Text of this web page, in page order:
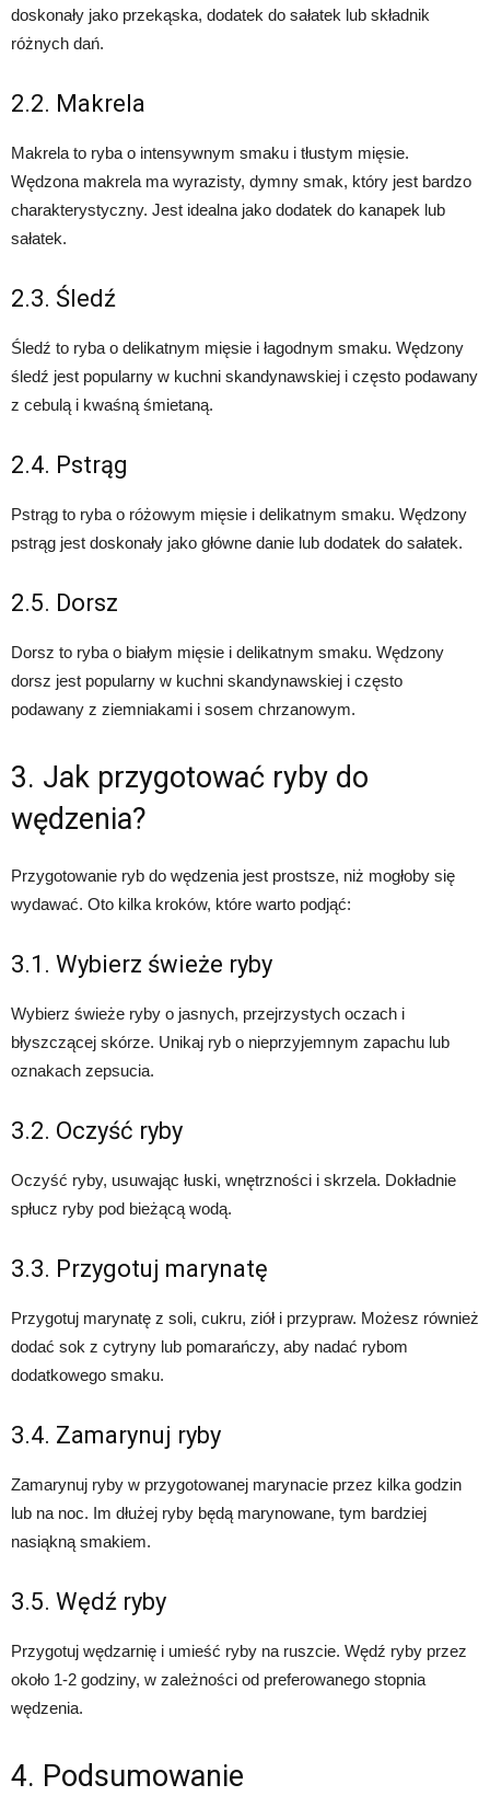
doskonały jako przekąska, dodatek do sałatek lub składnik
różnych dań.
2.2. Makrela
Makrela to ryba o intensywnym smaku i tłustym mięsie.
Wędzona makrela ma wyrazisty, dymny smak, który jest bardzo
charakterystyczny. Jest idealna jako dodatek do kanapek lub
sałatek.
2.3. Śledź
Śledź to ryba o delikatnym mięsie i łagodnym smaku. Wędzony
śledź jest popularny w kuchni skandynawskiej i często podawany
z cebulą i kwaśną śmietaną.
2.4. Pstrąg
Pstrąg to ryba o różowym mięsie i delikatnym smaku. Wędzony
pstrąg jest doskonały jako główne danie lub dodatek do sałatek.
2.5. Dorsz
Dorsz to ryba o białym mięsie i delikatnym smaku. Wędzony
dorsz jest popularny w kuchni skandynawskiej i często
podawany z ziemniakami i sosem chrzanowym.
3. Jak przygotować ryby do
wędzenia?
Przygotowanie ryb do wędzenia jest prostsze, niż mogłoby się
wydawać. Oto kilka kroków, które warto podjąć:
3.1. Wybierz świeże ryby
Wybierz świeże ryby o jasnych, przejrzystych oczach i
błyszczącej skórze. Unikaj ryb o nieprzyjemnym zapachu lub
oznakach zepsucia.
3.2. Oczyść ryby
Oczyść ryby, usuwając łuski, wnętrzności i skrzela. Dokładnie
spłucz ryby pod bieżącą wodą.
3.3. Przygotuj marynatę
Przygotuj marynatę z soli, cukru, ziół i przypraw. Możesz również
dodać sok z cytryny lub pomarańczy, aby nadać rybom
dodatkowego smaku.
3.4. Zamarynuj ryby
Zamarynuj ryby w przygotowanej marynacie przez kilka godzin
lub na noc. Im dłużej ryby będą marynowane, tym bardziej
nasiąkną smakiem.
3.5. Wędź ryby
Przygotuj wędzarnię i umieść ryby na ruszcie. Wędź ryby przez
około 1-2 godziny, w zależności od preferowanego stopnia
wędzenia.
4. Podsumowanie